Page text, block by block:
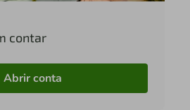
contar
Abrir conta